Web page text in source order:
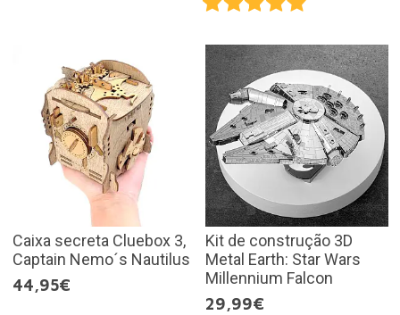
Caixa secreta Cluebox 3,
Captain Nemo´s Nautilus
44,95€
Kit de construção 3D
Metal Earth: Star Wars
Millennium Falcon
29,99€